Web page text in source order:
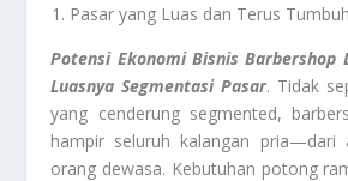
Pasar yang Luas dan Terus Tumbuh
Potensi Ekonomi Bisnis Barbershop
Luasnya Segmentasi Pasar. Tidak
yang cenderung segmented,
hampir seluruh kalangan pria—dari
orang dewasa. Kebutuhan potong